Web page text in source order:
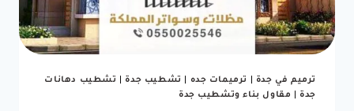
ترميم في جدة ترميمات جده تشطيب جدة
تشطيب دهانات
جدة
مقاول بناء وتشطيب جدة